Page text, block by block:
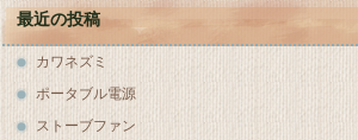
最近の投稿
カワネズミ
ポータブル電源
ストーブファン